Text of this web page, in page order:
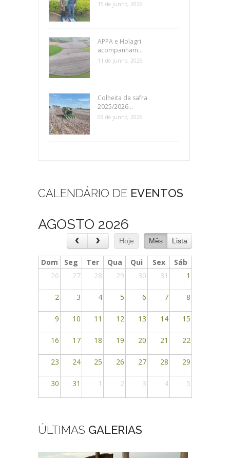
15 de junho, 2026
APPA e Holagri
acompanham...
11 de junho, 2026
Colheita da safra
2025/2026...
09 de junho, 2026
CALENDÁRIO DE EVENTOS
AGOSTO 2026
Hoje Mês Lista
Dom Seg Ter Qua Qui Sex
Sáb
26
27 28 29 30 31 1
2 3 4 5 6 7 8
9 10 11 12 13 14 15
16 17 18 19 20 21 22
23 24 25 26 27 28 29
30 31 1 2 3 4 5
ÚLTIMAS GALERIAS